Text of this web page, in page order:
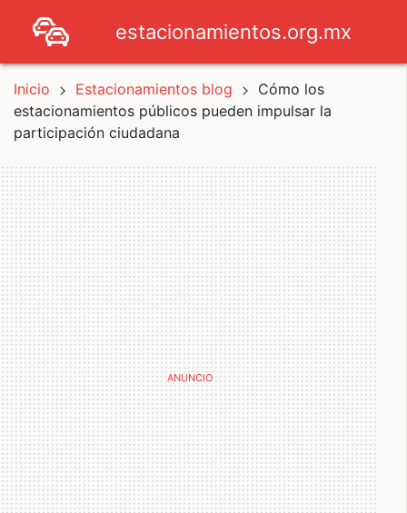
estacionamientos.org.mx
Inicio Estacionamientos blog
Cómo los
estacionamientos públicos pueden impulsar la
participación ciudadana